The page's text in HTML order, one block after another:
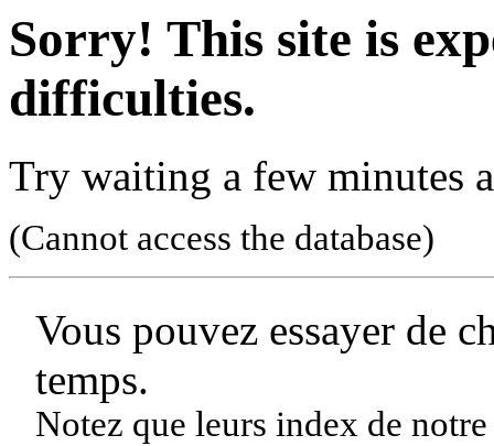
Sorry! This site is
difficulties.
Try waiting a few minutes
(Cannot access the database)
Vous pouvez essayer de
temps.
Notez que leurs index de